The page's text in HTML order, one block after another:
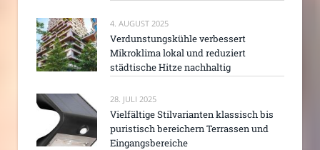
4. AUGUST 2025
Verdunstungskühle verbessert
Mikroklima lokal und reduziert
städtische Hitze nachhaltig
28. JULI 2025
Vielfältige Stilvarianten klassisch bis
puristisch bereichern Terrassen und
Eingangsbereiche